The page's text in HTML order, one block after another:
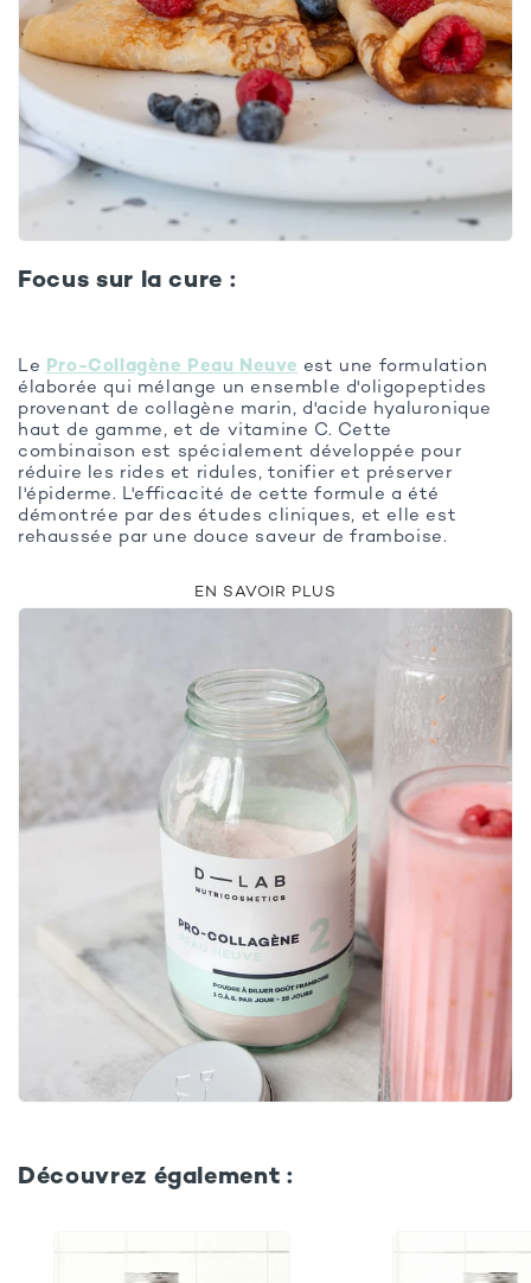
Focus sur la cure :
Le Pro-Collagène Peau Neuve est une formulation
élaborée qui mélange un ensemble d'oligopeptides
provenant de collagène marin, d'acide hyaluronique
haut de gamme, et de vitamine C. Cette
combinaison est spécialement développée pour
réduire les rides et ridules, tonifier et préserver
l'épiderme. L'efficacité de cette formule a été
démontrée par des études cliniques, et elle est
rehaussée par une douce saveur de framboise.
EN SAVOIR PLUS
Découvrez également :